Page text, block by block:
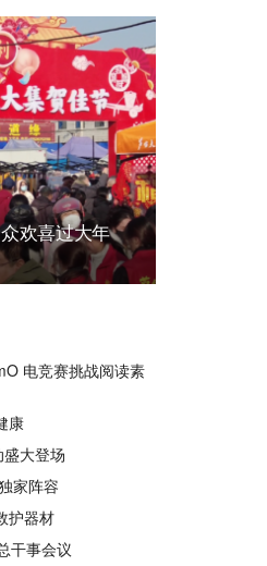
欢喜过大年
电竞赛挑战阅读素
康
大登场
家阵容
护器材
干事会议